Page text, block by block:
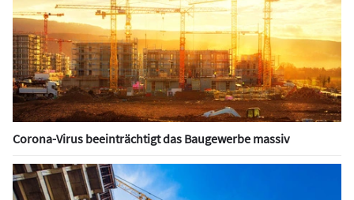
Corona-Virus beeinträchtigt das Baugewerbe massiv